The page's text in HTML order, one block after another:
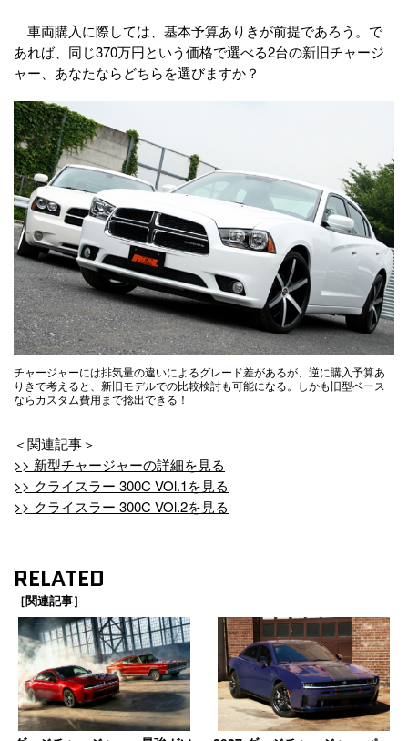
車両購入に際しては、基本予算ありきが前提であろう。で
あれば、同じ370万円という価格で選べる2台の新旧チャージ
ャー、あなたならどちらを選びますか？
チャージャーには排気量の違いによるグレード差があるが、逆に購入予算あ
りきで考えると、新旧モデルでの比較検討も可能になる。しかも旧型ベース
ならカスタム費用まで捻出できる！
＜関連記事＞
>> 新型チャージャーの詳細を見る
>> クライスラー 300C VOl.1を見る
>> クライスラー 300C VOl.2を見る
RELATED
［関連記事］